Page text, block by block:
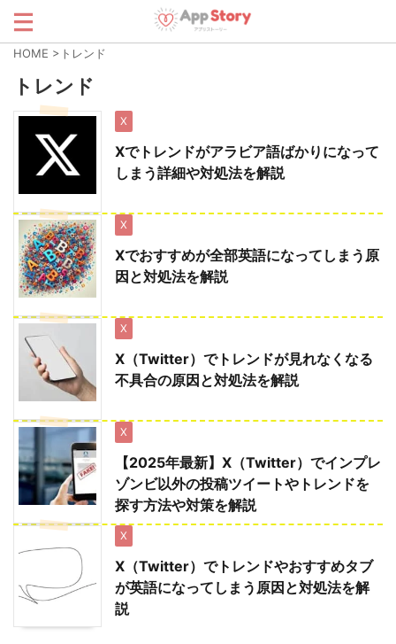
HOME > トレンド
トレンド
X
Xでトレンドがアラビア語ばかりになって
しまう詳細や対処法を解説
X
Xでおすすめが全部英語になってしまう原
因と対処法を解説
X
X（Twitter）でトレンドが見れなくなる
不具合の原因と対処法を解説
X
【2025年最新】X（Twitter）でインプレ
ゾンビ以外の投稿ツイートやトレンドを
探す方法や対策を解説
X
X（Twitter）でトレンドやおすすめタブ
が英語になってしまう原因と対処法を解
説